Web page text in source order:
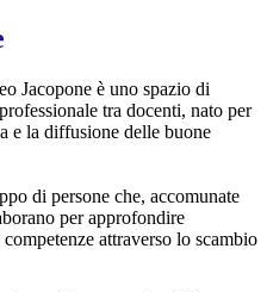
Jacopone è uno spazio di
tra docenti, nato per
e la diffusione delle buone
di persone che, accomunate
per approfondire
attraverso lo scambio